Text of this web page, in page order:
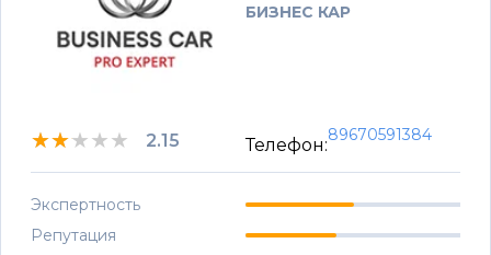
БИЗНЕС КАР
★★★★★
★★★★★
★★★★★ 2.15 Телефон:
89670591384
Экспертность
Репутация